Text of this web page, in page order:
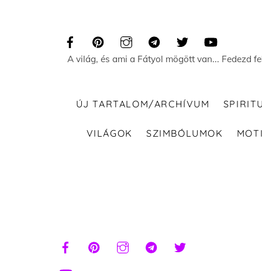
A világ, és ami a Fátyol mögött van... Fedezd
ÚJ TARTALOM/ARCHÍVUM
VILÁGOK SZIMBÓLUMOK